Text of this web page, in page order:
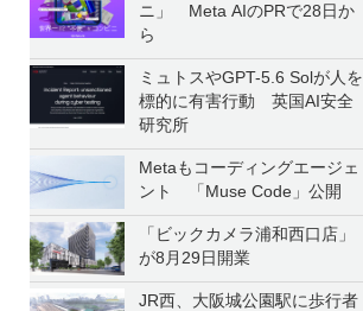
ニ」 Meta AIのPRで28日か
ら
ミュトスやGPT-5.6 Solが人を
標的に有害行動 英国AI安全
研究所
Metaもコーディングエージェ
ント 「Muse Code」公開
「ビックカメラ浦和西口店」
が8月29日開業
JR西、大阪城公園駅に歩行者